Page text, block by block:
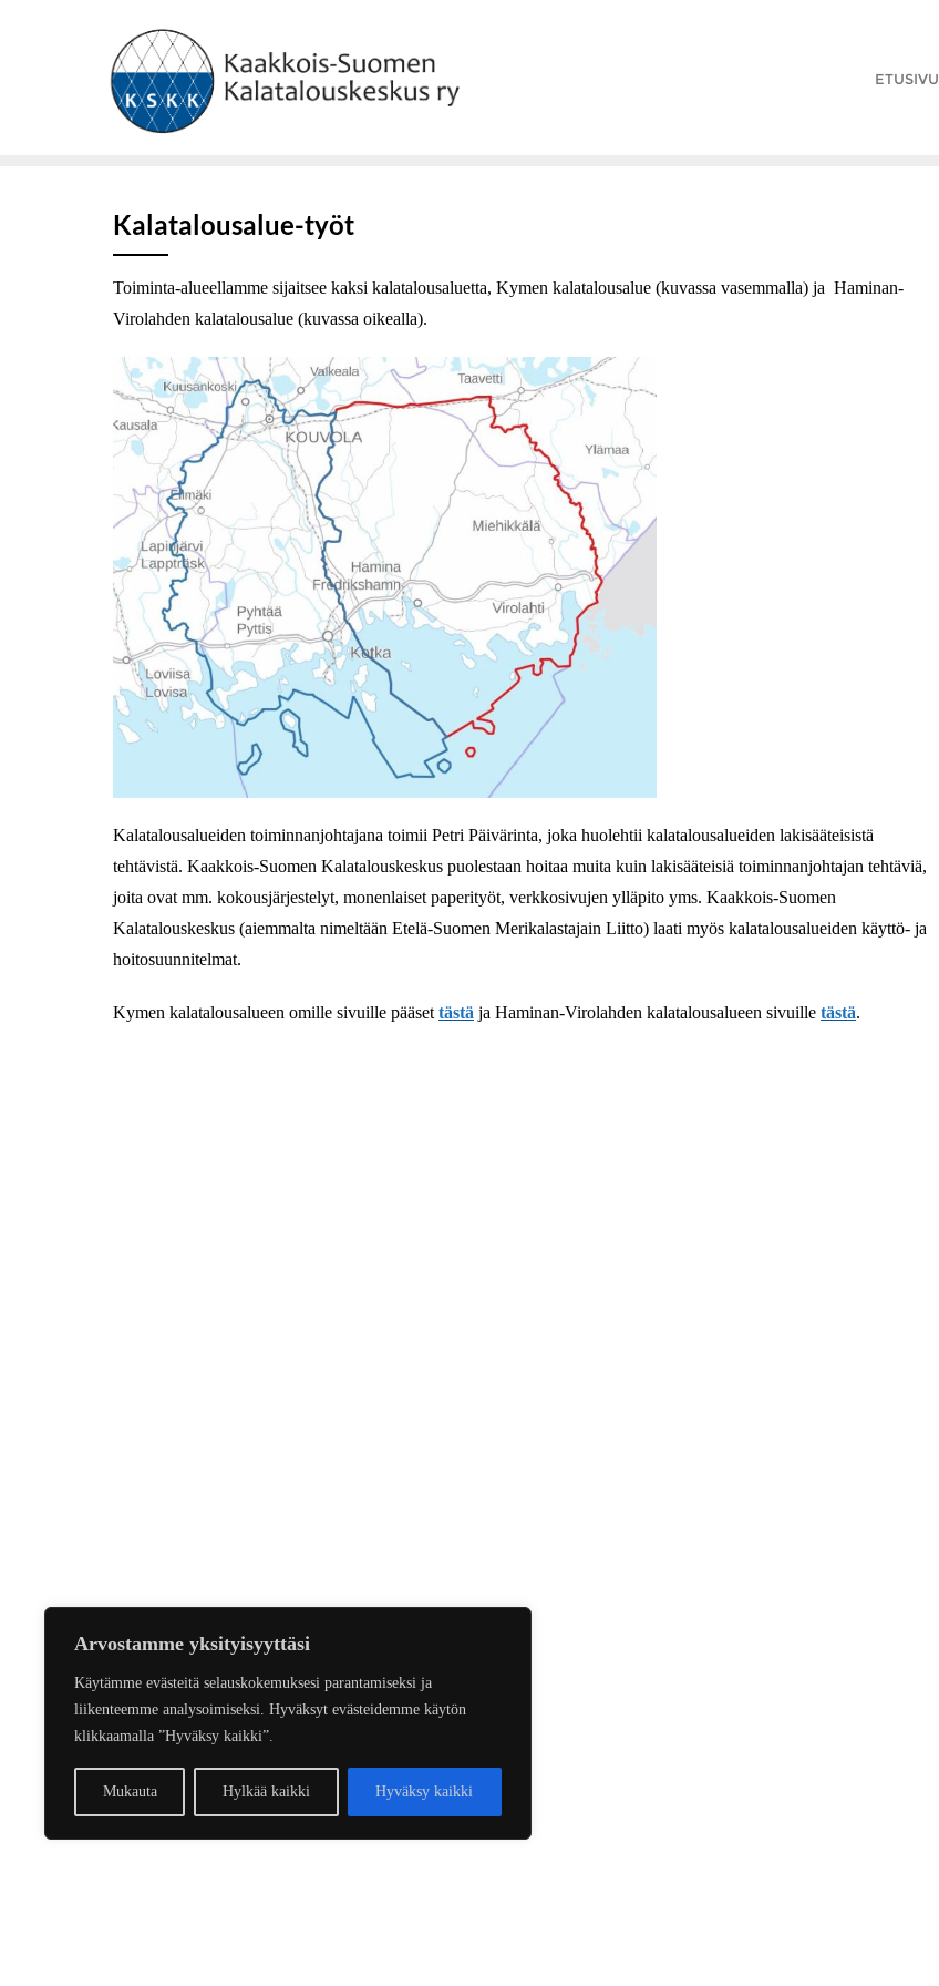
Arvostamme yksityisyyttäsi
Käytämme evästeitä selauskokemuksesi parantamiseksi ja
liikenteemme analysoimiseksi. Hyväksyt evästeidemme käytön
klikkaamalla ”Hyväksy kaikki”.
Mukauta Hylkää kaikki Hyväksy kaikki
ETUSIVU
Kalatalousalue-työt
Toiminta-alueellamme sijaitsee kaksi kalatalousaluetta, Kymen kalatalousalue (kuvassa vasemmalla) ja Haminan-
Virolahden kalatalousalue (kuvassa oikealla).
Kalatalousalueiden toiminnanjohtajana toimii Petri Päivärinta, joka huolehtii kalatalousalueiden lakisääteisistä
tehtävistä. Kaakkois-Suomen Kalatalouskeskus puolestaan hoitaa muita kuin lakisääteisiä toiminnanjohtajan tehtäviä,
joita ovat mm. kokousjärjestelyt, monenlaiset paperityöt, verkkosivujen ylläpito yms. Kaakkois-Suomen
Kalatalouskeskus (aiemmalta nimeltään Etelä-Suomen Merikalastajain Liitto) laati myös kalatalousalueiden käyttö- ja
hoitosuunnitelmat.
Kymen kalatalousalueen omille sivuille pääset tästä ja Haminan-Virolahden kalatalousalueen sivuille tästä.